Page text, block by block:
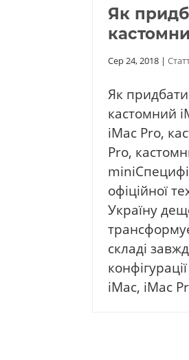
Як
Сер 24, 2018|
Як
кастомний
iMac Pro,
Pro,
офіційної
Україну
складі
iMac, iMac